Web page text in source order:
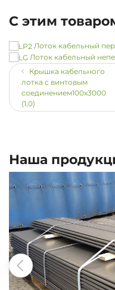
С этим
Лоток кабельный
Лоток кабельный
Крышка кабельного
лотка с винтовым
соединением100х3000
(1,0)
Наша